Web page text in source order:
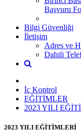
Başvuru
Bilgi Güvenliği
İletişim
Adres ve
Dahili
İç Kontrol
EĞİTİMLER
2023 YILI
2023 YILI EĞİTİMLERİ